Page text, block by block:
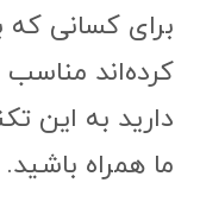
برای کسانی که
کرده‌اند
دارید به این
ما همراه باشید.